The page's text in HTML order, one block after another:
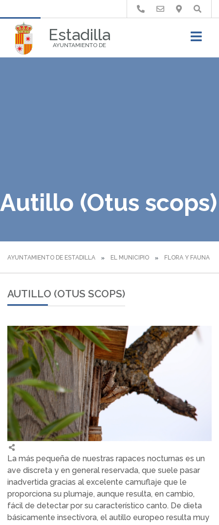
Estadilla
AYUNTAMIENTO DE
Buscar
Autillo (Otus scops)
AYUNTAMIENTO DE ESTADILLA EL MUNICIPIO FLORA Y FAUNA
AUTILLO (OTUS SCOPS)
La más pequeña de nuestras rapaces nocturnas es un
ave discreta y en general reservada, que suele pasar
inadvertida gracias al excelente camuflaje que le
proporciona su plumaje, aunque resulta, en cambio,
fácil de detectar por su característico canto. De dieta
básicamente insectívora, el autillo europeo resulta muy